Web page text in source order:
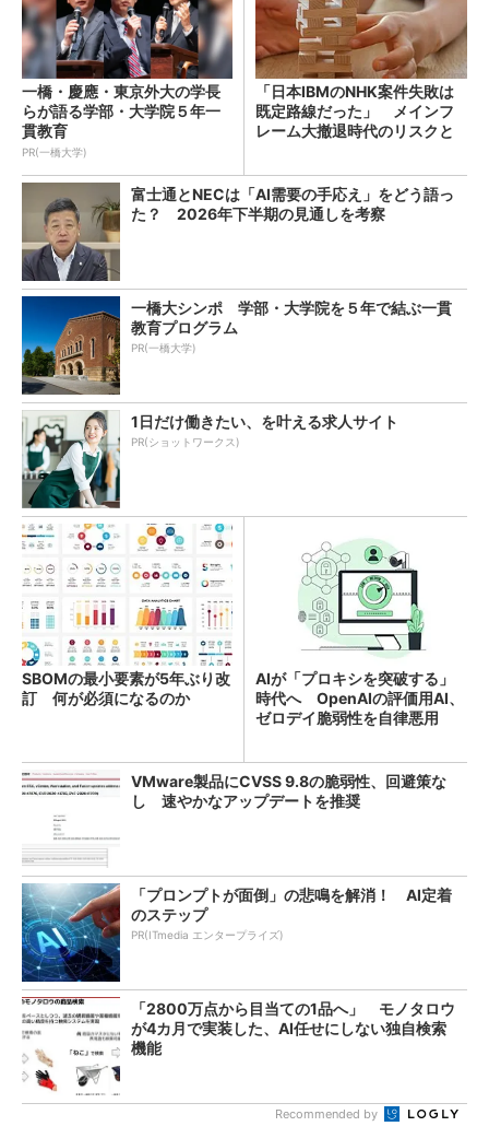
一橋・慶應・東京外大の学長
らが語る学部・大学院５年一
貫教育
PR(一橋大学)
「日本IBMのNHK案件失敗は
既定路線だった」 メインフ
レーム大撤退時代のリスクと
富士通とNECは「AI需要の手応え」をどう語っ
た？ 2026年下半期の見通しを考察
一橋大シンポ 学部・大学院を５年で結ぶ一貫
教育プログラム
PR(一橋大学)
1日だけ働きたい、を叶える求人サイト
PR(ショットワークス)
SBOMの最小要素が5年ぶり改
訂 何が必須になるのか
AIが「プロキシを突破する」
時代へ OpenAIの評価用AI、
ゼロデイ脆弱性を自律悪用
VMware製品にCVSS 9.8の脆弱性、回避策な
し 速やかなアップデートを推奨
「プロンプトが面倒」の悲鳴を解消！ AI定着
のステップ
PR(ITmedia エンタープライズ)
「2800万点から目当ての1品へ」 モノタロウ
が4カ月で実装した、AI任せにしない独自検索
機能
Recommended by